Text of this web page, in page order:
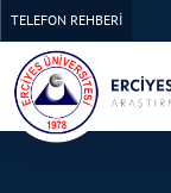
TELEFON REHBERİ